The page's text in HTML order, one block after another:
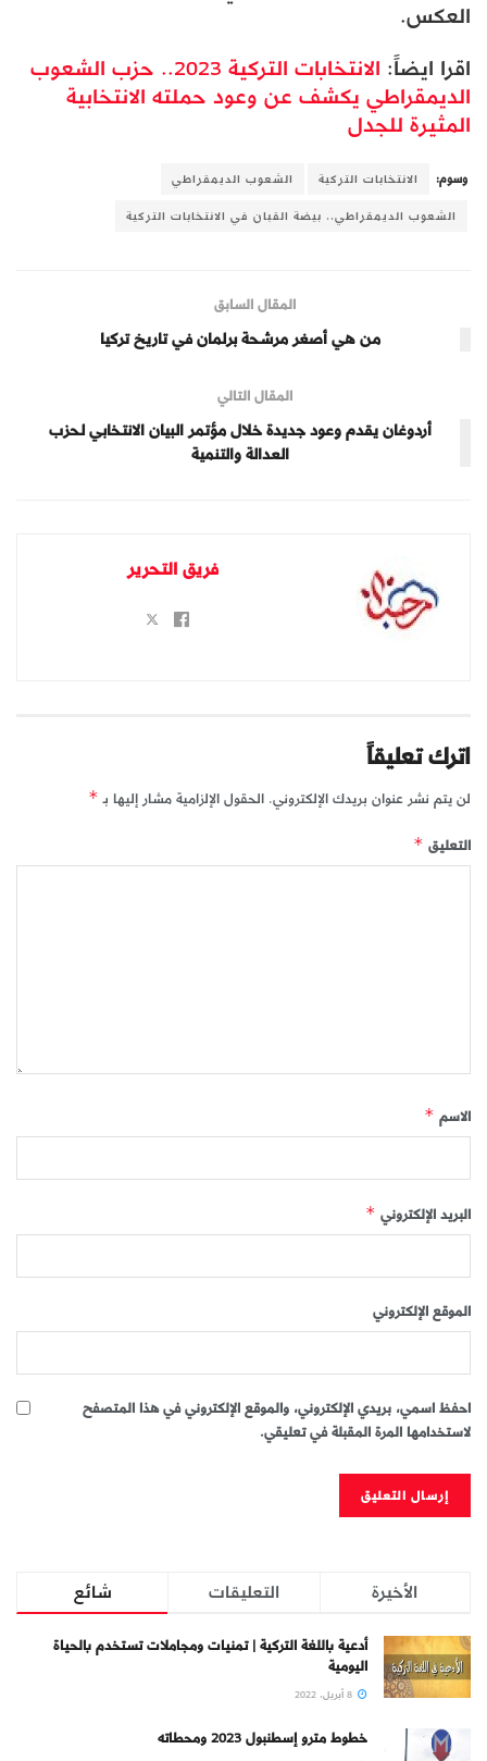
العكس.
اقرا ايضاً:
الانتخابات التركية 2023.. حزب الشعوب
الديمقراطي يكشف عن وعود حملته الانتخابية
المثيرة للجدل
وسوم: الانتخابات التركية
الشعوب الديمقراطي
الشعوب الديمقراطي.. بيضة القبان في الانتخابات التركية
المقال السابق
من هي أصغر مرشحة برلمان في تاريخ تركيا
المقال التالي
أردوغان يقدم وعود جديدة خلال مؤتمر البيان الانتخابي لحزب
العدالة والتنمية
فريق التحرير
اترك تعليقاً
لن يتم نشر عنوان بريدك الإلكتروني. الحقول الإلزامية مشار إليها بـ *
التعليق *
الاسم *
البريد الإلكتروني *
الموقع الإلكتروني
احفظ اسمي، بريدي الإلكتروني، والموقع الإلكتروني في هذا المتصفح
لاستخدامها المرة المقبلة في تعليقي.
شائع التعليقات الأخيرة
أدعية باللغة التركية | تمنيات ومجاملات تستخدم بالحياة
اليومية
خطوط مترو إسطنبول 2023 ومحطاته